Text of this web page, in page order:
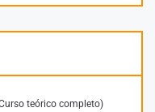
teórico completo)